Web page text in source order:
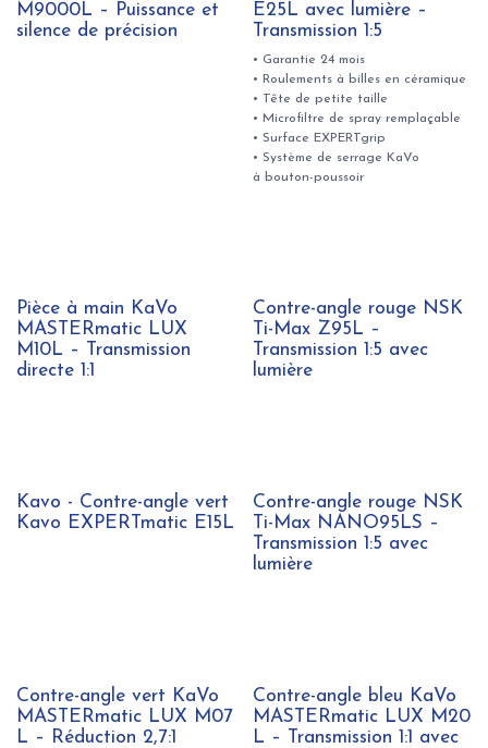
M9000L – Puissance et
silence de précision
E25L avec lumière –
Transmission 1:5
• Garantie 24 mois
• Roulements à billes en céramique
• Tête de petite taille
• Microfiltre de spray remplaçable
• Surface EXPERTgrip
• Système de serrage KaVo
à bouton-poussoir
Pièce à main KaVo
MASTERmatic LUX
M10L – Transmission
directe 1:1
Contre-angle rouge NSK
Ti-Max Z95L –
Transmission 1:5 avec
lumière
Kavo - Contre-angle vert
Kavo EXPERTmatic E15L
Contre-angle rouge NSK
Ti-Max NANO95LS –
Transmission 1:5 avec
lumière
Contre-angle vert KaVo
MASTERmatic LUX M07
L – Réduction 2,7:1
Contre-angle bleu KaVo
MASTERmatic LUX M20
L – Transmission 1:1 avec